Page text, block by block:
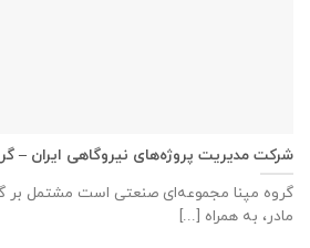
شرکت مدیریت پروژه‌های نیروگاهی ایران –
گروه مپنا مجموعه‌ای صنعتى است مشتمل بر
مادر، به همراه [...]